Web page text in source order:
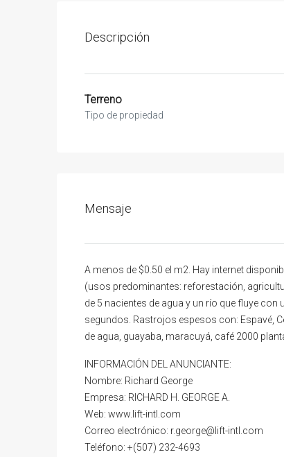
Descripción
Terreno
Tipo de propiedad
Mensaje
A menos de $0.50 el m2. Hay internet
(usos predominantes: reforestación,
de 5 nacientes de agua y un río que fluye
segundos. Rastrojos espesos con: Espavé,
de agua, guayaba, maracuyá, café 2000
INFORMACIÓN DEL ANUNCIANTE:
Nombre: Richard George
Empresa: RICHARD H. GEORGE A.
Web: www.lift-intl.com
Correo electrónico: r.george@lift-intl.com
Teléfono: +(507) 232-4693